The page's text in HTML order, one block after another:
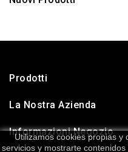
Utilizamos cookies propias
servicios y mostrarte
Prodotti
La Nostra Azienda
Informazioni Negozio